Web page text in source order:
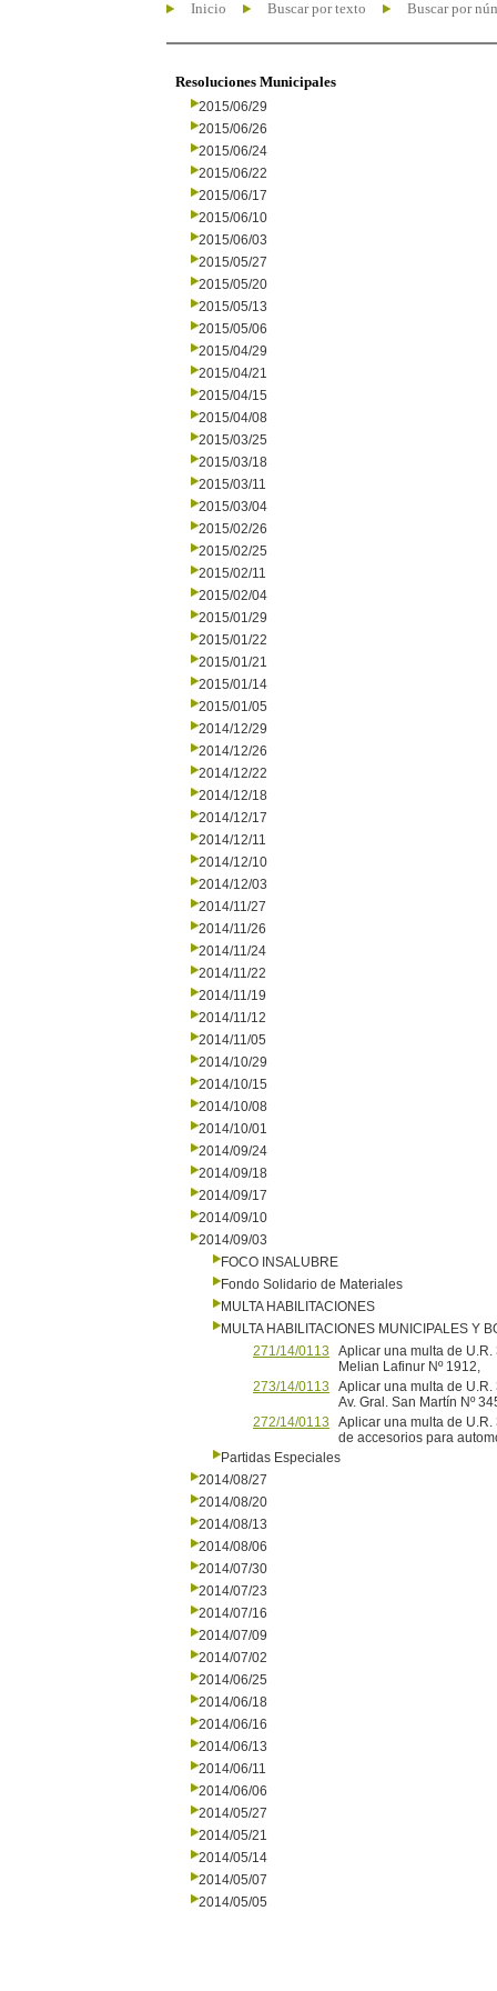
Inicio Buscar por texto Buscar por
Resoluciones Municipales
2015/06/29
2015/06/26
2015/06/24
2015/06/22
2015/06/17
2015/06/10
2015/06/03
2015/05/27
2015/05/20
2015/05/13
2015/05/06
2015/04/29
2015/04/21
2015/04/15
2015/04/08
2015/03/25
2015/03/18
2015/03/11
2015/03/04
2015/02/26
2015/02/25
2015/02/11
2015/02/04
2015/01/29
2015/01/22
2015/01/21
2015/01/14
2015/01/05
2014/12/29
2014/12/26
2014/12/22
2014/12/18
2014/12/17
2014/12/11
2014/12/10
2014/12/03
2014/11/27
2014/11/26
2014/11/24
2014/11/22
2014/11/19
2014/11/12
2014/11/05
2014/10/29
2014/10/15
2014/10/08
2014/10/01
2014/09/24
2014/09/18
2014/09/17
2014/09/10
2014/09/03
FOCO INSALUBRE
Fondo Solidario de Materiales
MULTA HABILITACIONES
MULTA HABILITACIONES MUNICIPALES Y
271/14/0113
Aplicar una multa de
Melian Lafinur Nº 1912,
273/14/0113
Aplicar una multa de
Av. Gral. San Martín Nº
272/14/0113
Aplicar una multa de
de accesorios para
Partidas Especiales
2014/08/27
2014/08/20
2014/08/13
2014/08/06
2014/07/30
2014/07/23
2014/07/16
2014/07/09
2014/07/02
2014/06/25
2014/06/18
2014/06/16
2014/06/13
2014/06/11
2014/06/06
2014/05/27
2014/05/21
2014/05/14
2014/05/07
2014/05/05